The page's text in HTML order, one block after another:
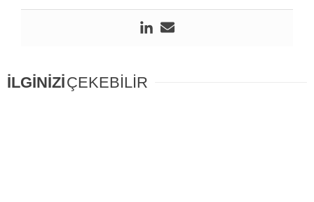
İLGİNİZİÇEKEBİLİR